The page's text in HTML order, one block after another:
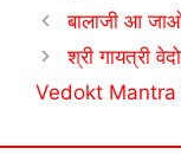
बालाजी आ
श्री गायत्री
Vedokt Mantra